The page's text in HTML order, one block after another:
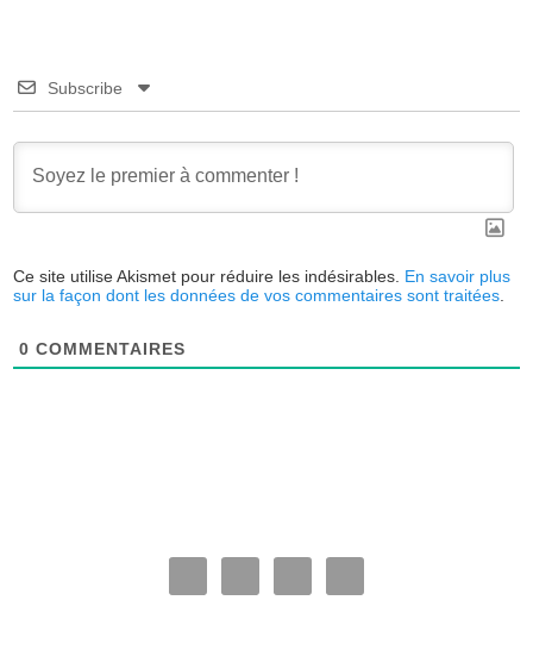
Subscribe
Ce site utilise Akismet pour réduire les indésirables. En savoir plus
sur la façon dont les données de vos commentaires sont traitées
0 COMMENTAIRES